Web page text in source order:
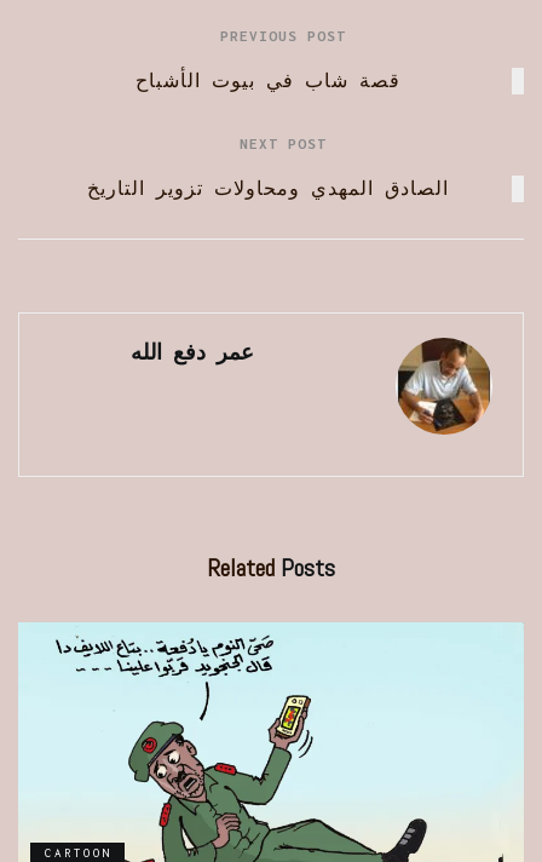
PREVIOUS POST
قصة شاب في بيوت الأشباح
NEXT POST
الصادق المهدي ومحاولات تزوير التاريخ
عمر دفع الله
Related Posts
CARTOON